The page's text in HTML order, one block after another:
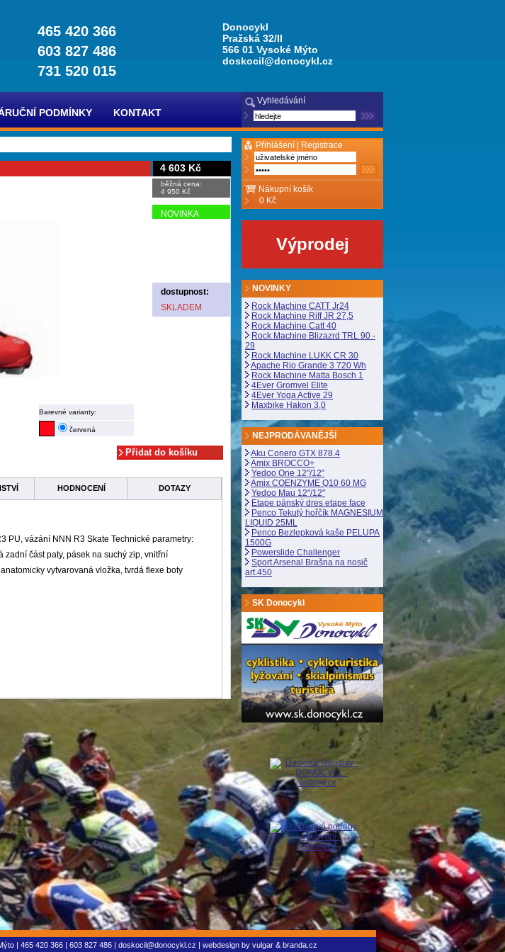
465 420 366
603 827 486
731 520 015
Donocykl
Pražská 32/II
566 01 Vysoké Mýto
doskocil@donocykl.cz
PODMÍNKY KONTAKT
Vyhledávání
4 603 Kč
běžná cena:
4 950 Kč
NOVINKA
dostupnost:
SKLADEM
Barevné varianty:
červená
HODNOCENÍ DOTAZY
PU, vázání NNN R3 Skate Technické parametry:
část paty, pásek na suchý zip, vnitřní
vytvarovaná vložka, tvrdá flexe boty
Přihlášení | Registrace
Nákupní košík
0 Kč
Výprodej
NOVINKY
Rock Machine CATT Jr24
Rock Machine Riff JR 27,5
Rock Machine Catt 40
Rock Machine Blizazrd TRL 90 -
29
Rock Machine LUKK CR 30
Apache Rio Grande 3 720 Wh
Rock Machine Matta Bosch 1
4Ever Gromvel Elite
4Ever Yoga Active 29
Maxbike Hakon 3,0
NEJPRODÁVANĚJŠÍ
Aku Conero GTX 878.4
Amix BROCCO+
Yedoo One 12"/12"
Amix COENZYME Q10 60 MG
Yedoo Mau 12"/12"
Etape pánský dres etape face
Penco Tekutý hořčík MAGNESIUM
LIQUID 25ML
Penco Bezlepková kaše PELUPA
1500G
Powerslide Challenger
Sport Arsenal Brašna na nosič
art.450
SK Donocykl
| 465 420 366 | 603 827 486 | doskocil@donocykl.cz | webdesign by vulgar & branda.cz